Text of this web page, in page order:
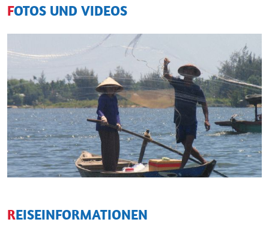
FOTOS UND VIDEOS
REISEINFORMATIONEN